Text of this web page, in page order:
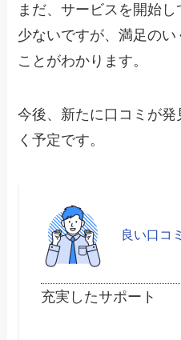
まだ、サービスを開始
少ないですが、満足の
ことがわかります。
今後、新たに口コミが
く予定です。
良い口コ
充実したサポート